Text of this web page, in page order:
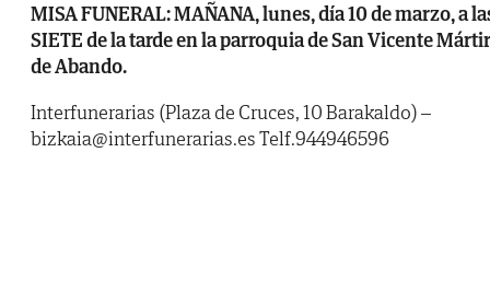
MISA FUNERAL: MAÑANA, lunes, día 10 de marzo, a
SIETE de la tarde en la parroquia de San Vicente Mártir
de Abando.
Interfunerarias (Plaza de Cruces, 10 Barakaldo) –
bizkaia@interfunerarias.es Telf.944946596